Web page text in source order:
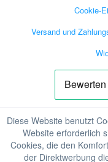
Cookie-
Versand und
Diese Website benutzt
Website erforderlich
Cookies, die den
der Direktwerbung